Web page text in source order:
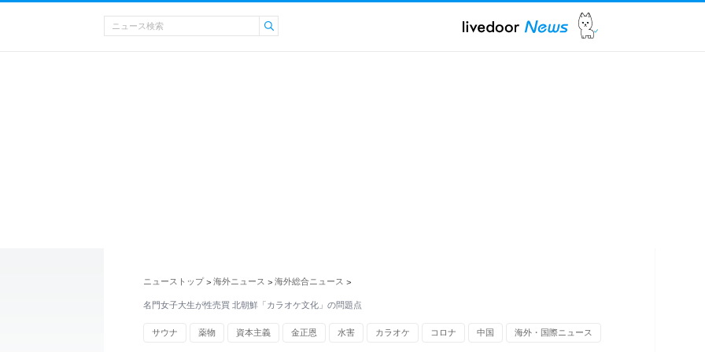
ニューストップ > 海外ニュース > 海外総合ニュース >
名門女子大生が性売買 北朝鮮「カラオケ文化」の問題点
サウナ 薬物 資本主義 金正恩 水害 カラオケ コロナ 中国 海外・国際ニュース